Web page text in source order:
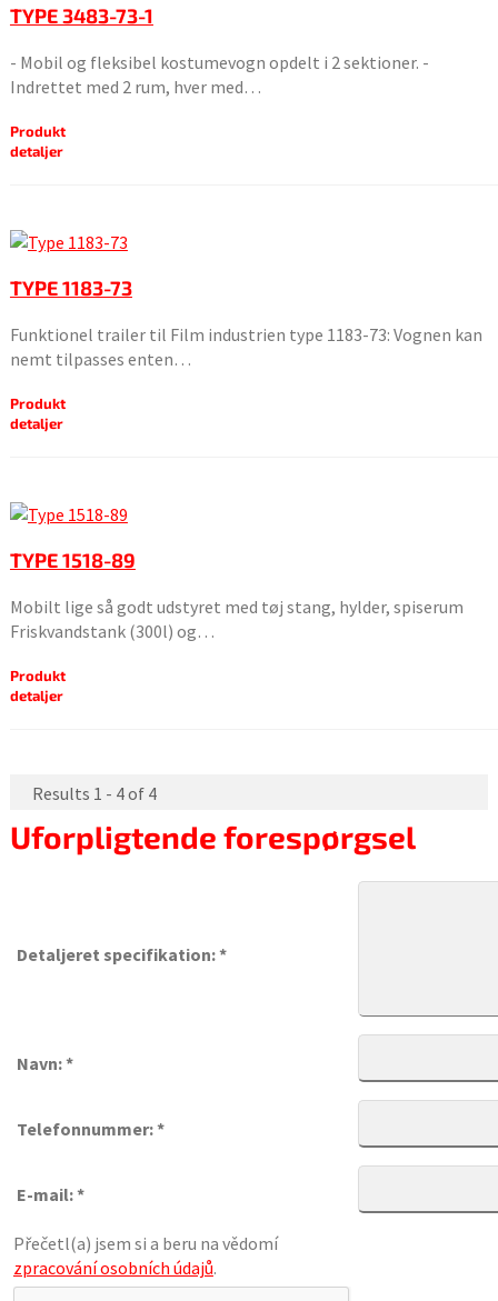
TYPE 3483-73-1
- Mobil og fleksibel kostumevogn opdelt i 2 sektioner. -
Indrettet med 2 rum, hver med…
Produkt
detaljer
TYPE 1183-73
Funktionel trailer til Film industrien type 1183-73: Vognen kan
nemt tilpasses enten…
Produkt
detaljer
TYPE 1518-89
Mobilt lige så godt udstyret med tøj stang, hylder, spiserum
Friskvandstank (300l) og…
Produkt
detaljer
Results 1 - 4 of 4
Uforpligtende forespørgsel
Detaljeret specifikation: *
Navn: *
Telefonnummer: *
E-mail: *
Přečetl(a) jsem si a beru na vědomí
zpracování osobních údajů.